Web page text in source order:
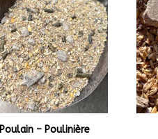
Poulain – Poulinière